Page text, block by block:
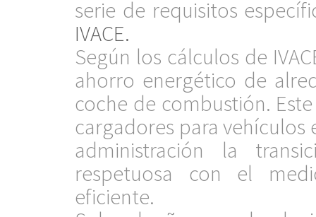
serie de requisitos
IVACE.
Según los cálculos de
ahorro energético de
coche de combustión.
cargadores para
administración la
respetuosa con el
eficiente.